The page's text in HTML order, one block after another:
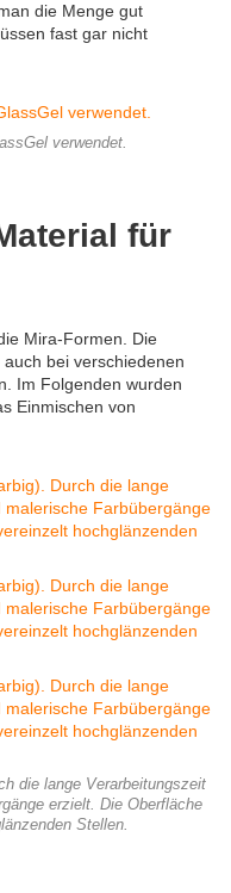
die Menge gut
fast gar nicht
verwendet.
für
Mira-Formen. Die
bei verschiedenen
Im Folgenden wurden
Einmischen von
die lange Verarbeitungszeit
erzielt. Die Oberfläche
Stellen.